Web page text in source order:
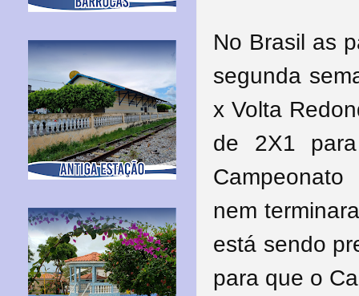
No Brasil as
segunda
x Volta
de 2X1
nem
está sendo
para que o